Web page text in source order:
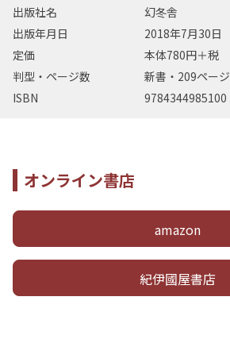
出版社名
幻冬舎
出版年月日
2018年7月30日
定価
本体780円＋税
判型・ページ数
新書・209ページ
ISBN
9784344985100
オンライン書店
amazon
紀伊國屋書店